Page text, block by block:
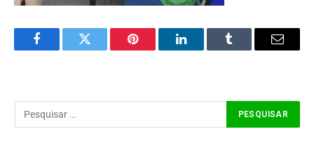
FacebookTwitter Pinterest LinkedInTumblr Email